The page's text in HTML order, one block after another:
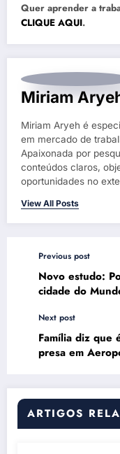
Quer aprender a
CLIQUE AQUI.
Miriam
Miriam Aryeh é
em mercado de
Apaixonada por
conteúdos claros,
oportunidades no
View All Posts
Previous post
Novo estudo:
cidade do
Next post
Família diz que
presa em
ARTIGOS